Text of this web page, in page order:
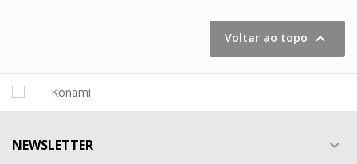
Voltar ao topo 
NEWSLETTER 